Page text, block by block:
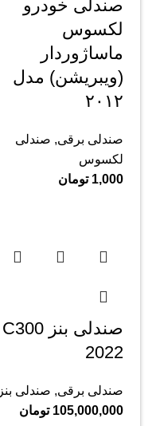
صندلی خودرو
لکسوس
ماساژوردار
(ویبریشن) مدل
۲۰۱۲
صندلی برقی, صندلی
لکسوس
1,000 تومان
صندلی بنز C300
2022
صندلی برقی, صندلی بنز
105,000,000 تومان